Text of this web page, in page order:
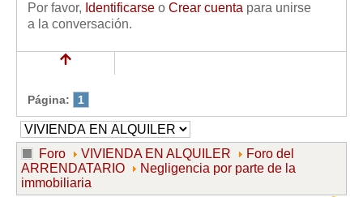
Por favor, Identificarse o Crear cuenta para unirse
a la conversación.
Página: 1
Foro VIVIENDA EN ALQUILER
Foro del
ARRENDATARIO
Negligencia por parte de la
immobiliaria